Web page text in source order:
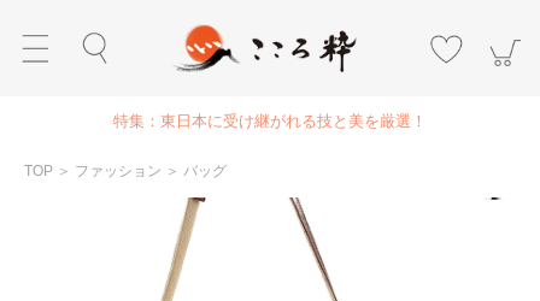
特集：東日本に受け継がれる技と美を厳選！
TOP ＞ ファッション ＞ バッグ